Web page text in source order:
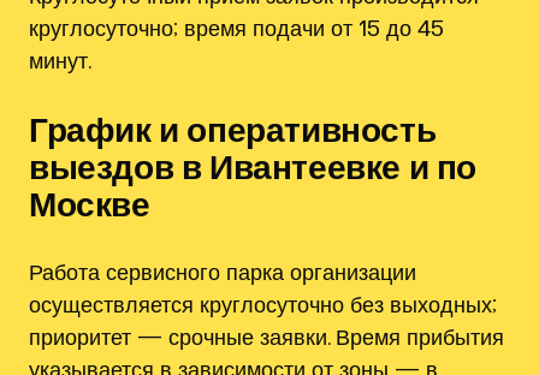
круглосуточно; время подачи от 15 до 45
минут.
График и оперативность
выездов в Ивантеевке и по
Москве
Работа сервисного парка организации
осуществляется круглосуточно без выходных;
приоритет — срочные заявки. Время прибытия
указывается в зависимости от зоны — в